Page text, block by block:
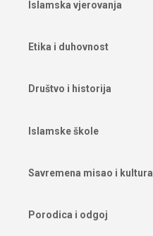
Islamska vjerovanja
Etika i duhovnost
Društvo i historija
Islamske škole
Savremena misao i kultura
Porodica i odgoj